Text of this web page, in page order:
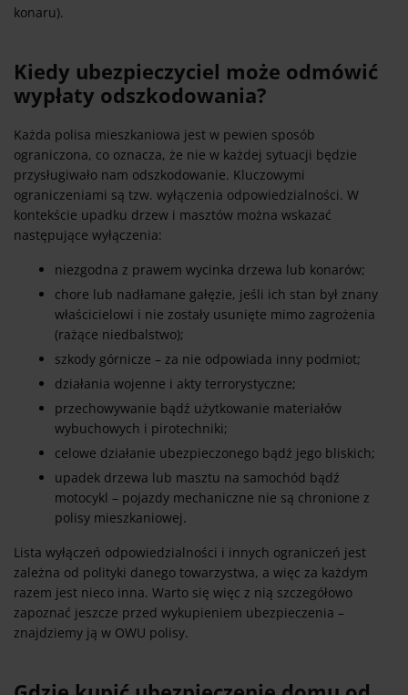
konaru).
Kiedy ubezpieczyciel może odmówić
wypłaty odszkodowania?
Każda polisa mieszkaniowa jest w pewien sposób
ograniczona, co oznacza, że nie w każdej sytuacji będzie
przysługiwało nam odszkodowanie. Kluczowymi
ograniczeniami są tzw. wyłączenia odpowiedzialności. W
kontekście upadku drzew i masztów można wskazać
następujące wyłączenia:
niezgodna z prawem wycinka drzewa lub konarów;
chore lub nadłamane gałęzie, jeśli ich stan był znany
właścicielowi i nie zostały usunięte mimo zagrożenia
(rażące niedbalstwo);
szkody górnicze – za nie odpowiada inny podmiot;
działania wojenne i akty terrorystyczne;
przechowywanie bądź użytkowanie materiałów
wybuchowych i pirotechniki;
celowe działanie ubezpieczonego bądź jego bliskich;
upadek drzewa lub masztu na samochód bądź
motocykl – pojazdy mechaniczne nie są chronione z
polisy mieszkaniowej.
Lista wyłączeń odpowiedzialności i innych ograniczeń jest
zależna od polityki danego towarzystwa, a więc za każdym
razem jest nieco inna. Warto się więc z nią szczegółowo
zapoznać jeszcze przed wykupieniem ubezpieczenia –
znajdziemy ją w OWU polisy.